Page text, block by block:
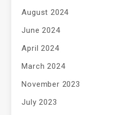
August 2024
June 2024
April 2024
March 2024
November 2023
July 2023